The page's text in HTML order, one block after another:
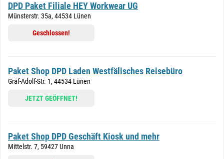
DPD Paket Filiale HEY Workwear UG
Münsterstr. 35a, 44534 Lünen
Geschlossen!
Paket Shop DPD Laden Westfälisches Reisebüro
Graf-Adolf-Str. 1, 44534 Lünen
JETZT GEÖFFNET!
Paket Shop DPD Geschäft Kiosk und mehr
Mittelstr. 7, 59427 Unna